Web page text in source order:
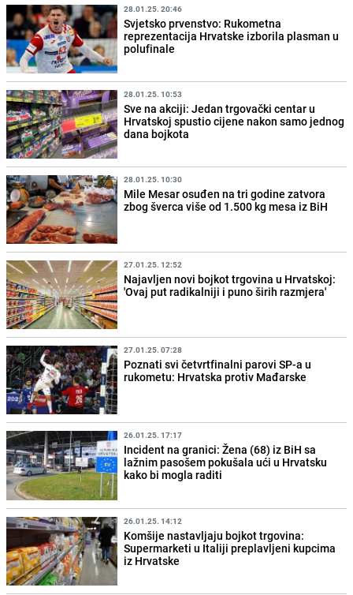
28.01.25. 20:46
Svjetsko prvenstvo: Rukometna
reprezentacija Hrvatske izborila plasman u
polufinale
28.01.25. 10:53
Sve na akciji: Jedan trgovački centar u
Hrvatskoj spustio cijene nakon samo jednog
dana bojkota
28.01.25. 10:30
Mile Mesar osuđen na tri godine zatvora
zbog šverca više od 1.500 kg mesa iz BiH
27.01.25. 12:52
Najavljen novi bojkot trgovina u Hrvatskoj:
'Ovaj put radikalniji i puno širih razmjera'
27.01.25. 07:28
Poznati svi četvrtfinalni parovi SP-a u
rukometu: Hrvatska protiv Mađarske
26.01.25. 17:17
Incident na granici: Žena (68) iz BiH sa
lažnim pasošem pokušala ući u Hrvatsku
kako bi mogla raditi
26.01.25. 14:12
Komšije nastavljaju bojkot trgovina:
Supermarketi u Italiji preplavljeni kupcima
iz Hrvatske